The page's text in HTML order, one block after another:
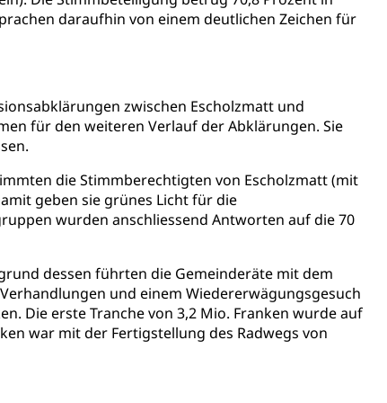
daraufhin von einem deutlichen Zeichen für
zwischen Escholzmatt und
für den weiteren Verlauf der Abklärungen. Sie
die Stimmberechtigten von Escholzmatt (mit
geben sie grünes Licht für die
wurden anschliessend Antworten auf die 70
dessen führten die Gemeinderäte mit dem
und einem Wiedererwägungsgesuch
Die erste Tranche von 3,2 Mio. Franken wurde auf
war mit der Fertigstellung des Radwegs von
Altersrente (WAS Luzern)
Erwerbsunfähigkeit, Behinderte